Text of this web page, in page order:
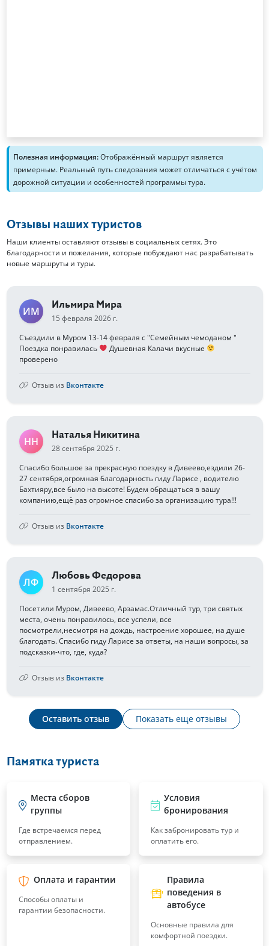
Полезная информация:Отображённый маршрут является
примерным. Реальный путь следования может отличаться с учётом
дорожной ситуации и особенностей программы тура.
Отзывы наших туристов
Наши клиенты оставляют отзывы в социальных сетях. Это
благодарности и пожелания, которые побуждают нас разрабатывать
новые маршруты и туры.
ИМ
Ильмира Мира
15 февраля 2026 г.
Съездили в Муром 13-14 февраля с "Семейным чемоданом "
Поездка понравилась
Душевная Калачи вкусные
проверено
Отзыв из Вконтакте
НН
Наталья Никитина
28 сентября 2025 г.
Спасибо большое за прекрасную поездку в Дивеево,ездили 26-
27 сентября,огромная благодарность гиду Ларисе , водителю
Бахтияру,все было на высоте! Будем обращаться в вашу
компанию,ещё раз огромное спасибо за организацию тура!!!
Отзыв из Вконтакте
ЛФ
Любовь Федорова
1 сентября 2025 г.
Посетили Муром, Дивеево, Арзамас.Отличный тур, три святых
места, очень понравилось, все успели, все
посмотрели,несмотря на дождь, настроение хорошее, на душе
благодать. Спасибо гиду Ларисе за ответы, на наши вопросы, за
подсказки-что, где, куда?
Отзыв из Вконтакте
Оставить отзыв Показать еще отзывы
Памятка туриста
Места сборов
группы
Где встречаемся перед
отправлением.
Условия
бронирования
Как забронировать тур и
оплатить его.
Оплата и гарантии
Способы оплаты и
гарантии безопасности.
Правила
поведения в
автобусе
Основные правила для
комфортной поездки.